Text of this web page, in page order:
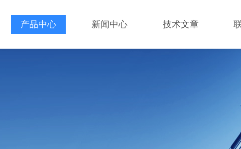
产品中心 新闻中心 技术文章